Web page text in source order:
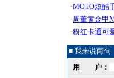
■ 我来说两句
用 户：